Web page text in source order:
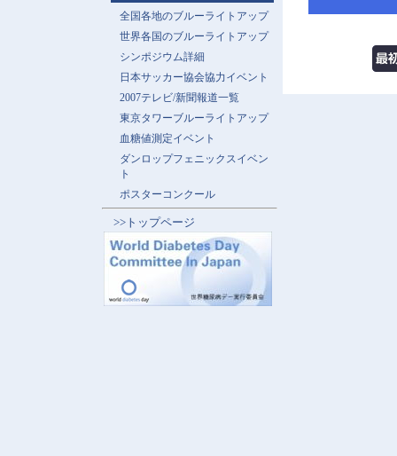
全国各地のブルーライトアップ
世界各国のブルーライトアップ
シンポジウム詳細
日本サッカー協会協力イベント
2007テレビ/新聞報道一覧
東京タワーブルーライトアップ
血糖値測定イベント
ダンロップフェニックスイベン
ト
ポスターコンクール
>>トップページ